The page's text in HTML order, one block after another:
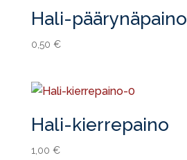
Hali-päärynäpaino
0,50 €
Hali-kierrepaino
1,00 €